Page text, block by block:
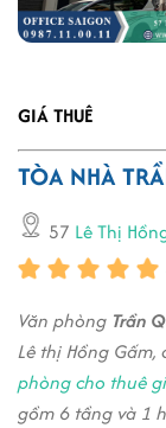
GIÁ THUÊ
TÒA NHÀ
57 Lê Thị
Văn phòng Trần
Lê thị Hồng Gấm,
phòng cho thuê
gồm 6 tầng và 1